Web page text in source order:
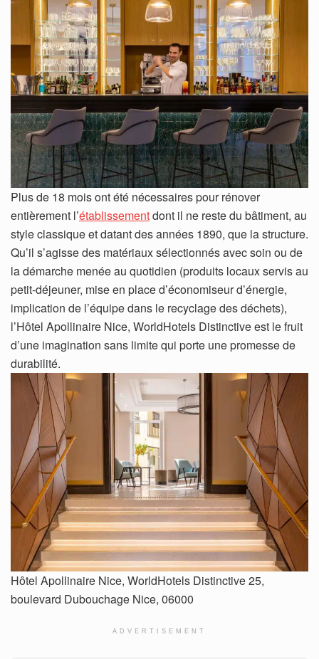
Plus de 18 mois ont été nécessaires pour rénover
entièrement l’établissementdont il ne reste du bâtiment, au
style classique et datant des années 1890, que la structure.
Qu’il s’agisse des matériaux sélectionnés avec soin ou de
la démarche menée au quotidien (produits locaux servis au
petit-déjeuner, mise en place d’économiseur d’énergie,
implication de l’équipe dans le recyclage des déchets),
l’Hôtel Apollinaire Nice, WorldHotels Distinctive est le fruit
d’une imagination sans limite qui porte une promesse de
durabilité.
Hôtel Apollinaire Nice, WorldHotels Distinctive 25,
boulevard Dubouchage Nice, 06000
ADVERTISEMENT